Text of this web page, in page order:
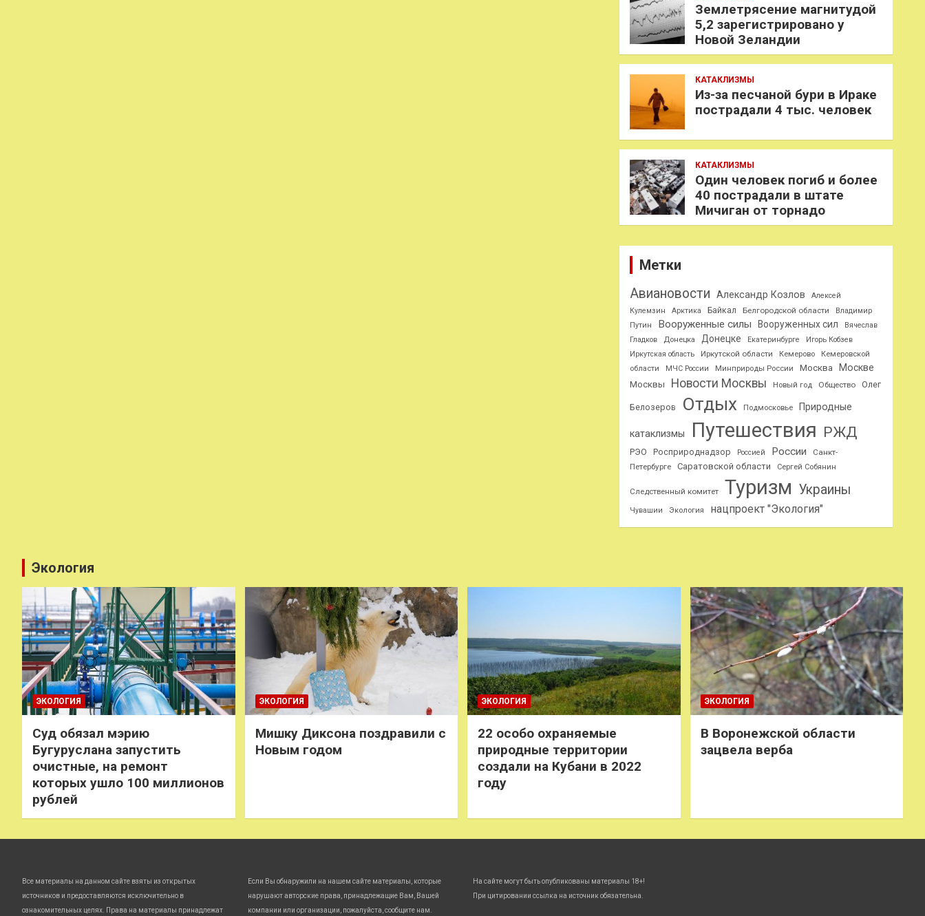
Землетрясение магнитудой
5,2 зарегистрировано у
Новой Зеландии
КАТАКЛИЗМЫ
Из-за песчаной бури в Ираке
пострадали 4 тыс. человек
КАТАКЛИЗМЫ
Один человек погиб и более
40 пострадали в штате
Мичиган от торнадо
Метки
Авиановости Александр Козлов
Алексей
Кулемзин
Арктика Байкал Белгородской области
Владимир
Путин
Вооруженные силы Вооруженных сил
Вячеслав
Гладков
Донецка Донецке Екатеринбурге
Игорь Кобзев
Иркутская область
Иркутской области Кемерово
Кемеровской
области
МЧС России Минприроды России Москва Москве
Москвы Новости Москвы Новый год Общество Олег
Белозеров Отдых Подмосковье Природные
катаклизмы Путешествия РЖД
РЭО Росприроднадзор Россией России
Санкт-
Петербурге
Саратовской области Сергей Собянин
Следственный комитет Туризм Украины
Чувашии Экология нацпроект "Экология"
Экология
ЭКОЛОГИЯ
Суд обязал мэрию
Бугуруслана запустить
очистные, на ремонт
которых ушло 100 миллионов
рублей
ЭКОЛОГИЯ
Мишку Диксона поздравили с
Новым годом
ЭКОЛОГИЯ
22 особо охраняемые
природные территории
создали на Кубани в 2022
году
ЭКОЛОГИЯ
В Воронежской области
зацвела верба
Все материалы на данном сайте взяты из открытых
источников и предоставляются исключительно в
ознакомительных целях. Права на материалы принадлежат
Если Вы обнаружили на нашем сайте материалы, которые
нарушают авторские права, принадлежащие Вам, Вашей
компании или организации, пожалуйста, сообщите нам.
На сайте могут быть опубликованы материалы 18+!
При цитировании ссылка на источник обязательна.